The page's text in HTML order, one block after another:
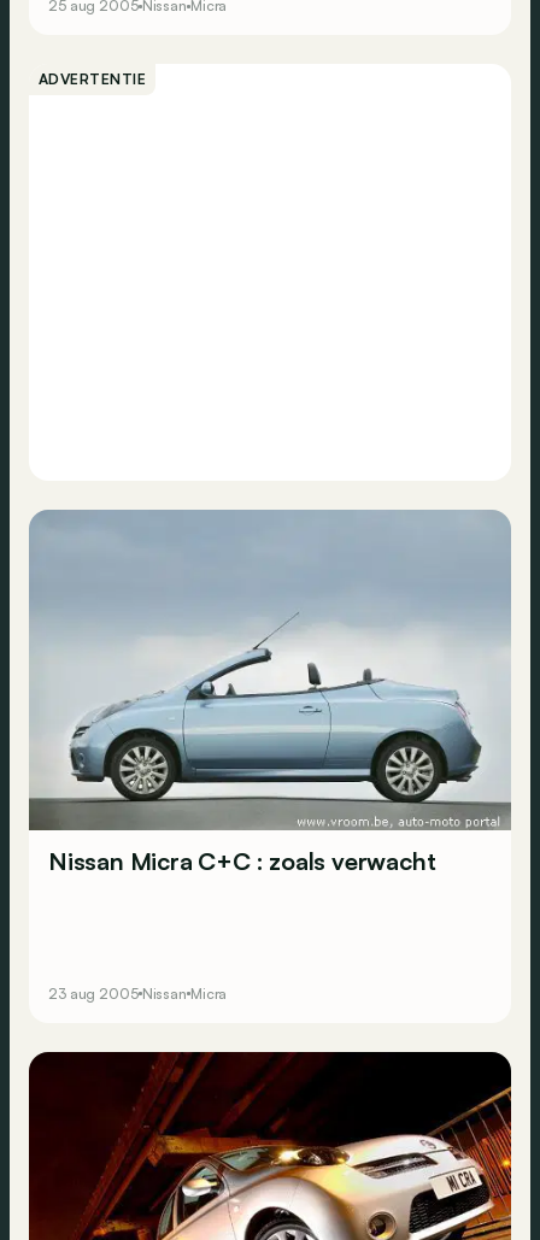
25 aug 2005 Nissan Micra
ADVERTENTIE
Nissan Micra C+C : zoals verwacht
23 aug 2005 Nissan Micra